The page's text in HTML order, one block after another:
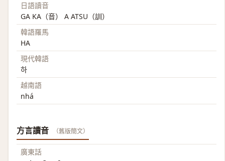
日語讀音
GA KA（音） A ATSU（訓）
韓語羅馬
HA
現代韓語
하
越南語
nhá
方言讀音 （舊版簡文）
廣東話